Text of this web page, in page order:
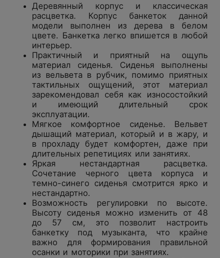
Деревянный корпус и классическая
расцветка. Корпус банкеток данной
модели выполнен из дерева в белом
цвете. Банкетка легко впишется в любой
интерьер.
Практичный и приятный на ощупь
материал сиденья. Сиденья выполнены
из вельвета в рубчик, помимо приятных
тактильных ощущений, этот материал
зарекомендовал себя как износостойкий
и имеющий длительный срок
эксплуатации.
Мягкое комфортное сиденье. Вельвет
дышащий материал, который и в жару, и
в прохладу будет комфортен, даже при
длительных репетициях или занятиях.
Яркая нестандартная расцветка.
Сочетание черного цвета корпуса и
темно-синего сиденья смотрится ярко и
нестандартно.
Возможность регулировки по высоте.
Высоту сиденья можно изменить от 48
до 57 см, это позволит настроить
банкетку под музыканта, что крайне
важно для формирования правильной
осанки и моторики при занятиях.